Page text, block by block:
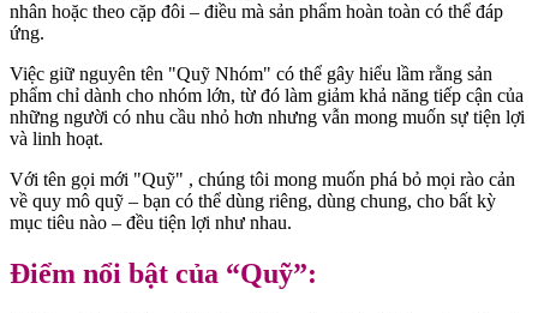
nhân hoặc theo cặp đôi – điều mà sản phẩm hoàn toàn có thể đáp
ứng.
Việc giữ nguyên tên "Quỹ Nhóm" có thể gây hiểu lầm rằng sản
phẩm chỉ dành cho nhóm lớn, từ đó làm giảm khả năng tiếp cận của
những người có nhu cầu nhỏ hơn nhưng vẫn mong muốn sự tiện lợi
và linh hoạt.
Với tên gọi mới "Quỹ" , chúng tôi mong muốn phá bỏ mọi rào cản
về quy mô quỹ – bạn có thể dùng riêng, dùng chung, cho bất kỳ
mục tiêu nào – đều tiện lợi như nhau.
Điểm nổi bật của “Quỹ”: